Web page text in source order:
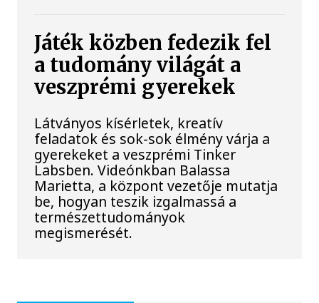
Játék közben fedezik fel
a tudomány világát a
veszprémi gyerekek
Látványos kísérletek, kreatív
feladatok és sok-sok élmény várja a
gyerekeket a veszprémi Tinker
Labsben. Videónkban Balassa
Marietta, a központ vezetője mutatja
be, hogyan teszik izgalmassá a
természettudományok
megismerését.